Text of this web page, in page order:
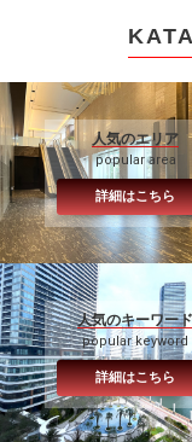
人気のエリア
popular area
詳細はこちら
人気のキーワード
popular keyword
詳細はこちら